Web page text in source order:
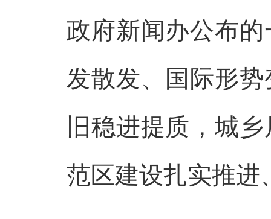
政府新闻办公布
发散发、国际形
旧稳进提质，城
范区建设扎实推进